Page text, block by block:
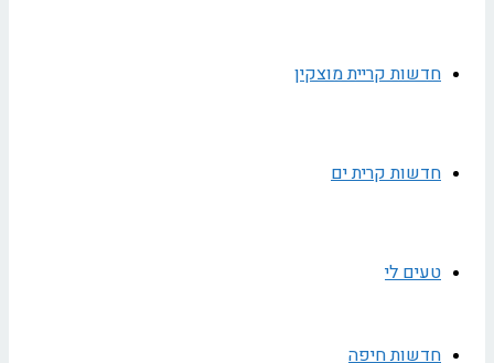
חדשות קריית מוצקין
חדשות קרית ים
טעים לי
חדשות חיפה